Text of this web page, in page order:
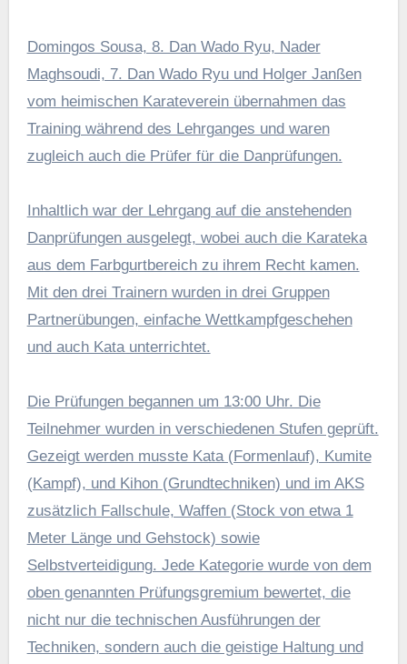
Domingos Sousa, 8. Dan Wado Ryu, Nader
Maghsoudi, 7. Dan Wado Ryu und Holger Janßen
vom heimischen Karateverein übernahmen das
Training während des Lehrganges und waren
zugleich auch die Prüfer für die Danprüfungen.
Inhaltlich war der Lehrgang auf die anstehenden
Danprüfungen ausgelegt, wobei auch die Karateka
aus dem Farbgurtbereich zu ihrem Recht kamen.
Mit den drei Trainern wurden in drei Gruppen
Partnerübungen, einfache Wettkampfgeschehen
und auch Kata unterrichtet.
Die Prüfungen begannen um 13:00 Uhr. Die
Teilnehmer wurden in verschiedenen Stufen geprüft.
Gezeigt werden musste Kata (Formenlauf), Kumite
(Kampf), und Kihon (Grundtechniken) und im AKS
zusätzlich Fallschule, Waffen (Stock von etwa 1
Meter Länge und Gehstock) sowie
Selbstverteidigung. Jede Kategorie wurde von dem
oben genannten Prüfungsgremium bewertet, die
nicht nur die technischen Ausführungen der
Techniken, sondern auch die geistige Haltung und